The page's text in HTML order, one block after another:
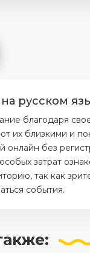
русском
благодаря
их близкими и
онлайн без
затрат
так как
события.